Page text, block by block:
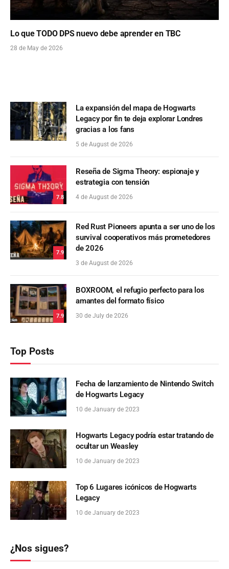
Lo que TODO DPS nuevo debe aprender en TBC
28 de May de 2026
La expansión del mapa de Hogwarts
Legacy por fin te deja explorar Londres
gracias a los fans
5 de August de 2026
7.8
Reseña de Sigma Theory: espionaje y
estrategia con tensión
4 de August de 2026
7.9
Red Rust Pioneers apunta a ser uno de los
survival cooperativos más prometedores
de 2026
3 de August de 2026
7.9
BOXROOM, el refugio perfecto para los
amantes del formato físico
30 de July de 2026
Top Posts
Fecha de lanzamiento de Nintendo Switch
de Hogwarts Legacy
10 de January de 2023
Hogwarts Legacy podría estar tratando de
ocultar un Weasley
10 de January de 2023
Top 6 Lugares icónicos de Hogwarts
Legacy
10 de January de 2023
¿Nos sigues?